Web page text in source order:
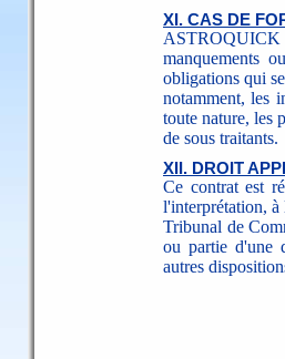
XI. CAS DE
manquements
obligations qui
notamment, les
toute nature, les
de sous traitants.
XII. DROIT
Ce contrat est
l'interprétation, à
Tribunal de
ou partie d'une
autres